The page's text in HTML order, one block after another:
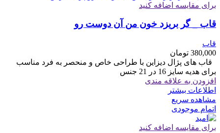
برای مقایسه اضافه کنید
قاب _ گر بریزد خون من آن دوست رو
قاب
380,000 تومان
قاب های پژال دیزاین با طراحی خاص و منحصر به فرد مناسب
برای هدیه سایز 16 در 21 جنس
افزودن به علاقه مندی
اطلاعات بیشتر
مشاهده سریع
اتمام موجودی
برای مقایسه اضافه کنید